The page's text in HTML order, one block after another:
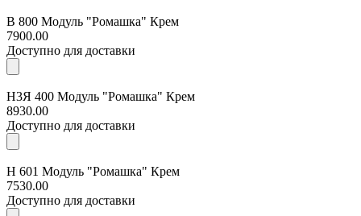
В 800 Модуль "Ромашка" Крем
7900.00
Доступно для доставки
Н3Я 400 Модуль "Ромашка" Крем
8930.00
Доступно для доставки
Н 601 Модуль "Ромашка" Крем
7530.00
Доступно для доставки